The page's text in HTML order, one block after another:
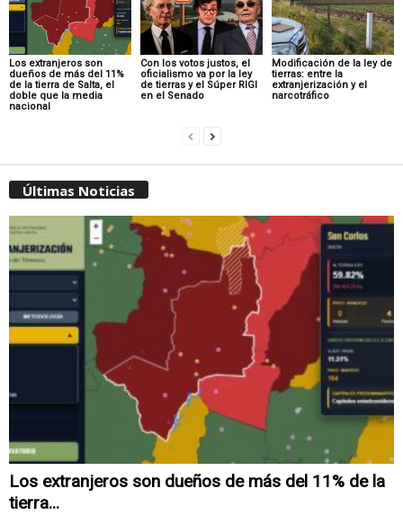
Los extranjeros son
dueños de más del 11%
de la tierra de Salta, el
doble que la media
nacional
Con los votos justos, el
oficialismo va por la ley
de tierras y el Súper RIGI
en el Senado
Modificación de la ley de
tierras: entre la
extranjerización y el
narcotráfico
Últimas Noticias
Los extranjeros son dueños de más del 11% de la
tierra...